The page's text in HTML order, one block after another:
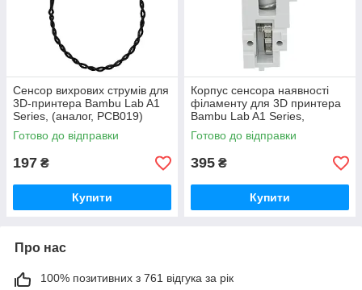
Сенсор вихрових струмів для
3D-принтера Bambu Lab A1
Series, (аналог, PCB019)
Готово до відправки
197 ₴
Купити
Корпус cенсора наявності
філаменту для 3D принтера
Bambu Lab A1 Series,
(оригінал, FAC055)
Готово до відправки
395 ₴
Купити
Про нас
100% позитивних з 761 відгука за рік